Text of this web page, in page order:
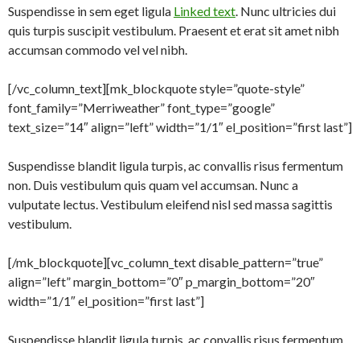
Suspendisse in sem eget ligula Linked text. Nunc ultricies dui
quis turpis suscipit vestibulum. Praesent et erat sit amet nibh
accumsan commodo vel vel nibh.
[/vc_column_text][mk_blockquote style=”quote-style”
font_family=”Merriweather” font_type=”google”
text_size=”14″ align=”left” width=”1/1″ el_position=”first last”]
Suspendisse blandit ligula turpis, ac convallis risus fermentum
non. Duis vestibulum quis quam vel accumsan. Nunc a
vulputate lectus. Vestibulum eleifend nisl sed massa sagittis
vestibulum.
[/mk_blockquote][vc_column_text disable_pattern=”true”
align=”left” margin_bottom=”0″ p_margin_bottom=”20″
width=”1/1″ el_position=”first last”]
Suspendisse blandit ligula turpis, ac convallis risus fermentum